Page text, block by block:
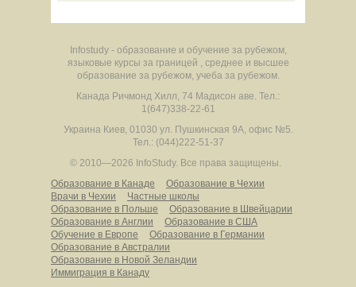
Infostudy - образование и обучение за рубежом,
языковые курсы за границей , среднее и высшее
образование за рубежом, учеба за рубежом.
Канада Ричмонд Хилл, 74 Мадисон аве. Тел.:
1(647)338-22-61
Украина Киев, 01030 ул. Пушкинская 9А, офис №5.
Тел.: (044)222-51-37
© 2010—2026 InfoStudy. Все права защищены.
Образование в Канаде
Образование в Чехии
Врачи в Чехии
Частные школы
Образование в Польше
Образование в Швейцарии
Образование в Англии
Образование в США
Обучение в Европе
Образование в Германии
Образование в Австралии
Образование в Новой Зеландии
Иммиграция в Канаду